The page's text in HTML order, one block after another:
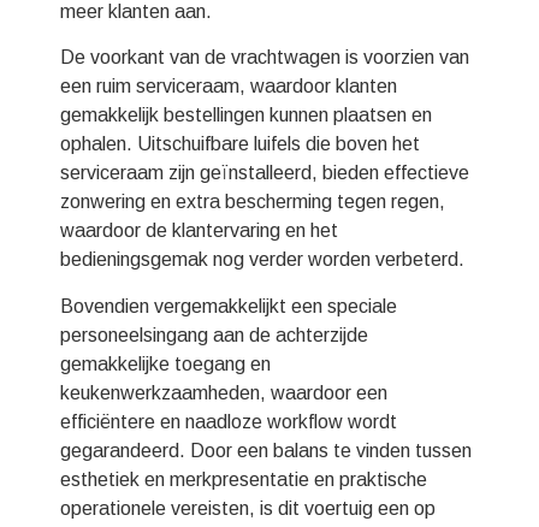
meer klanten aan.
De voorkant van de vrachtwagen is voorzien van
een ruim serviceraam, waardoor klanten
gemakkelijk bestellingen kunnen plaatsen en
ophalen. Uitschuifbare luifels die boven het
serviceraam zijn geïnstalleerd, bieden effectieve
zonwering en extra bescherming tegen regen,
waardoor de klantervaring en het
bedieningsgemak nog verder worden verbeterd.
Bovendien vergemakkelijkt een speciale
personeelsingang aan de achterzijde
gemakkelijke toegang en
keukenwerkzaamheden, waardoor een
efficiëntere en naadloze workflow wordt
gegarandeerd. Door een balans te vinden tussen
esthetiek en merkpresentatie en praktische
operationele vereisten, is dit voertuig een op